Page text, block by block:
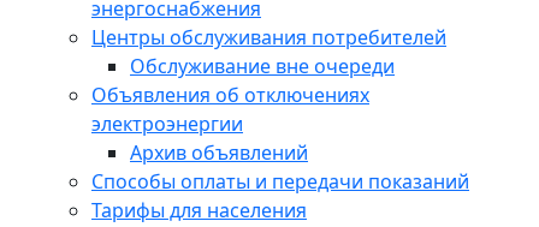
энергоснабжения
Центры обслуживания потребителей
Обслуживание вне очереди
Объявления об отключениях
электроэнергии
Архив объявлений
Способы оплаты и передачи показаний
Тарифы для населения